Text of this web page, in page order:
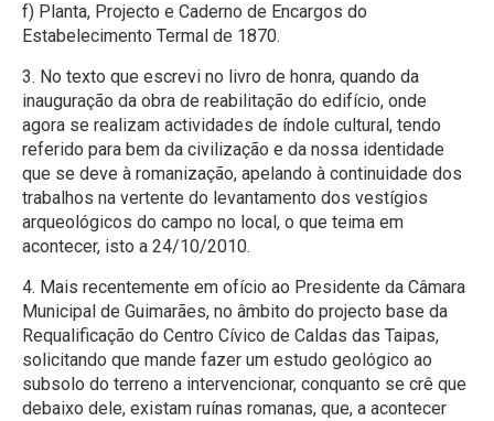
f) Planta, Projecto e Caderno de Encargos do
Estabelecimento Termal de 1870.
3. No texto que escrevi no livro de honra, quando da
inauguração da obra de reabilitação do edifício, onde
agora se realizam actividades de índole cultural, tendo
referido para bem da civilização e da nossa identidade
que se deve à romanização, apelando à continuidade dos
trabalhos na vertente do levantamento dos vestígios
arqueológicos do campo no local, o que teima em
acontecer, isto a 24/10/2010.
4. Mais recentemente em ofício ao Presidente da Câmara
Municipal de Guimarães, no âmbito do projecto base da
Requalificação do Centro Cívico de Caldas das Taipas,
solicitando que mande fazer um estudo geológico ao
subsolo do terreno a intervencionar, conquanto se crê que
debaixo dele, existam ruínas romanas, que, a acontecer